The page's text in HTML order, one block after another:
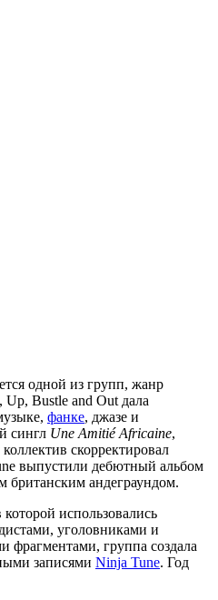
одной из групп, жанр
, Up, Bustle and Out дала
фанке, джазе и
сингл Une Amitié Africaine,
скорректировал
выпустили дебютный альбом
британским андеграундом.
которой использовались
уголовниками и
группа создала
записями Ninja Tune. Год